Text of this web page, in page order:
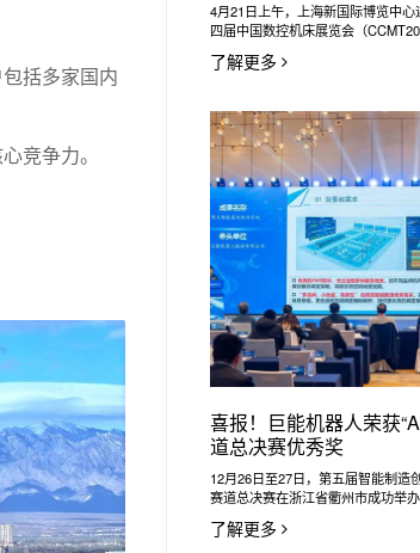
括多家国内
竞争力。
4月21日上午，上海新国际博览中
四届中国数控机床展览会（
20.2万平方米的亚洲最大规模，为
了解更多
喜报！巨能机器人荣获
道总决赛优秀奖
12月26日至27日，第五届智能制造
赛道总决赛在浙江省衢州市成功举
了解更多